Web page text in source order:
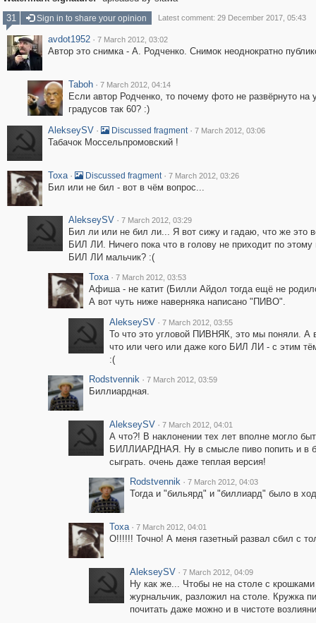
31
Sign in to share your opinion Latest comment: 29 December 2017, 05:43
avdot1952 · 7 March 2012, 03:02
Автор это снимка - А. Родченко. Cнимок неоднократно
Taboh · 7 March 2012, 04:14
Если автор Родченко, то почему фото не развёрнуто на
градусов так 60? :)
AlekseySV · Discussed fragment · 7 March 2012, 03:06
Табачок Моссельпромовский !
Toxa · Discussed fragment · 7 March 2012, 03:26
Бил или не бил - вот в чём вопрос...
AlekseySV · 7 March 2012, 03:29
Бил ли или не бил ли... Я вот сижу и гадаю, что же это
БИЛ ЛИ. Ничего пока что в голову не приходит по этому
БИЛ ЛИ мальчик? :(
Toxa · 7 March 2012, 03:53
Афиша - не катит (Билли Айдол тогда ещё не
А вот чуть ниже наверняка написано "ПИВО".
AlekseySV · 7 March 2012, 03:55
То что это угловой ПИВНЯК, это мы поняли. А
что или чего или даже кого БИЛ ЛИ - с этим
:(
Rodstvennik · 7 March 2012, 03:59
Биллиардная.
AlekseySV · 7 March 2012, 04:01
А что?! В наклонении тех лет вполне могло
БИЛЛИАРДНАЯ. Ну в смысле пиво попить и в
сыграть. очень даже теплая версия!
Rodstvennik · 7 March 2012, 04:03
Тогда и "бильярд" и "биллиард" было в
Toxa · 7 March 2012, 04:01
О!!!!!! Точно! А меня газетный развал сбил с
AlekseySV · 7 March 2012, 04:09
Ну как же... Чтобы не на столе с
журнальчик, разложил на столе. Кружка
почитать даже можно и в чистоте